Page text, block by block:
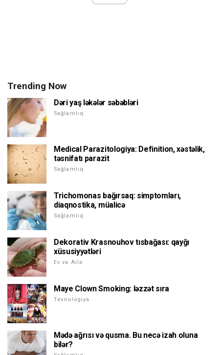
Trending Now
Dəri yaş ləkələr səbəbləri
Sağlamlıq
Medical Parazitologiya: Definition, xəstəlik,
təsnifatı parazit
Sağlamlıq
Trichomonas bağırsaq: simptomları,
diaqnostika, müalicə
Sağlamlıq
Dekorativ Krasnouhov tısbağası: qayğı
xüsusiyyətləri
Ev və Ailə
Maye Clown Smoking: ləzzət sıra
Texnologiya
Mədə ağrısı və qusma. Bu necə izah oluna
bilər?